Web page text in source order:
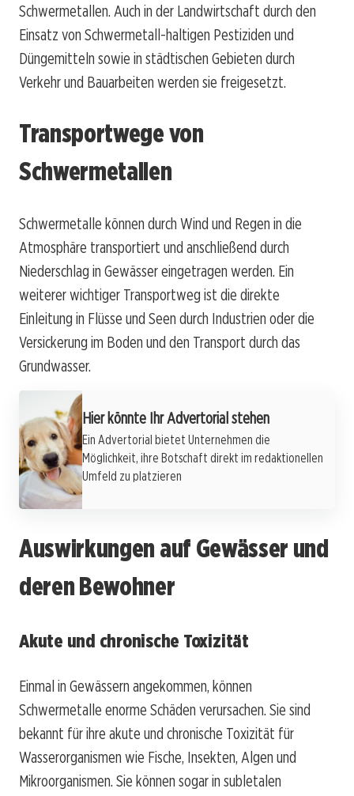
Schwermetallen. Auch in der Landwirtschaft durch den
Einsatz von Schwermetall-haltigen Pestiziden und
Düngemitteln sowie in städtischen Gebieten durch
Verkehr und Bauarbeiten werden sie freigesetzt.
Transportwege von
Schwermetallen
Schwermetalle können durch Wind und Regen in die
Atmosphäre transportiert und anschließend durch
Niederschlag in Gewässer eingetragen werden. Ein
weiterer wichtiger Transportweg ist die direkte
Einleitung in Flüsse und Seen durch Industrien oder die
Versickerung im Boden und den Transport durch das
Grundwasser.
Hier könnte Ihr Advertorial stehen
Ein Advertorial bietet Unternehmen die
Möglichkeit, ihre Botschaft direkt im redaktionellen
Umfeld zu platzieren
Auswirkungen auf Gewässer und
deren Bewohner
Akute und chronische Toxizität
Einmal in Gewässern angekommen, können
Schwermetalle enorme Schäden verursachen. Sie sind
bekannt für ihre akute und chronische Toxizität für
Wasserorganismen wie Fische, Insekten, Algen und
Mikroorganismen. Sie können sogar in subletalen